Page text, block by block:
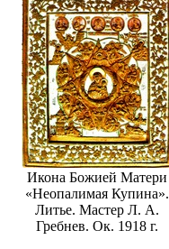
Икона Божией Матери
«Неопалимая Купина».
Литье. Мастер Л. А.
Гребнев. Ок. 1918 г.